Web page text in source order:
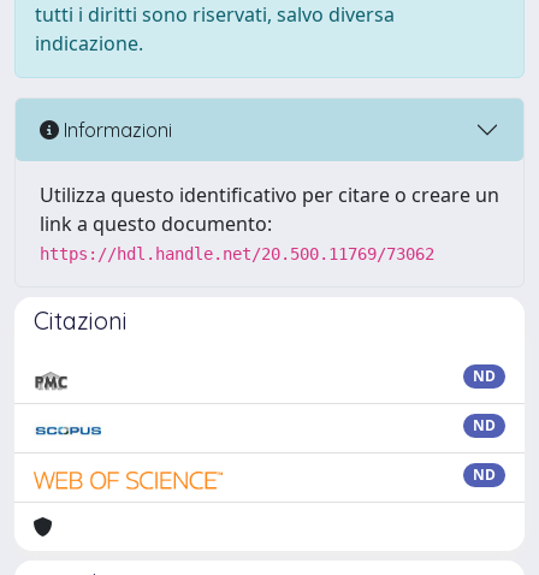
tutti i diritti sono riservati, salvo diversa
indicazione.
Informazioni
Utilizza questo identificativo per citare o creare un
link a questo documento:
https://hdl.handle.net/20.500.11769/73062
Citazioni
ND
ND
ND